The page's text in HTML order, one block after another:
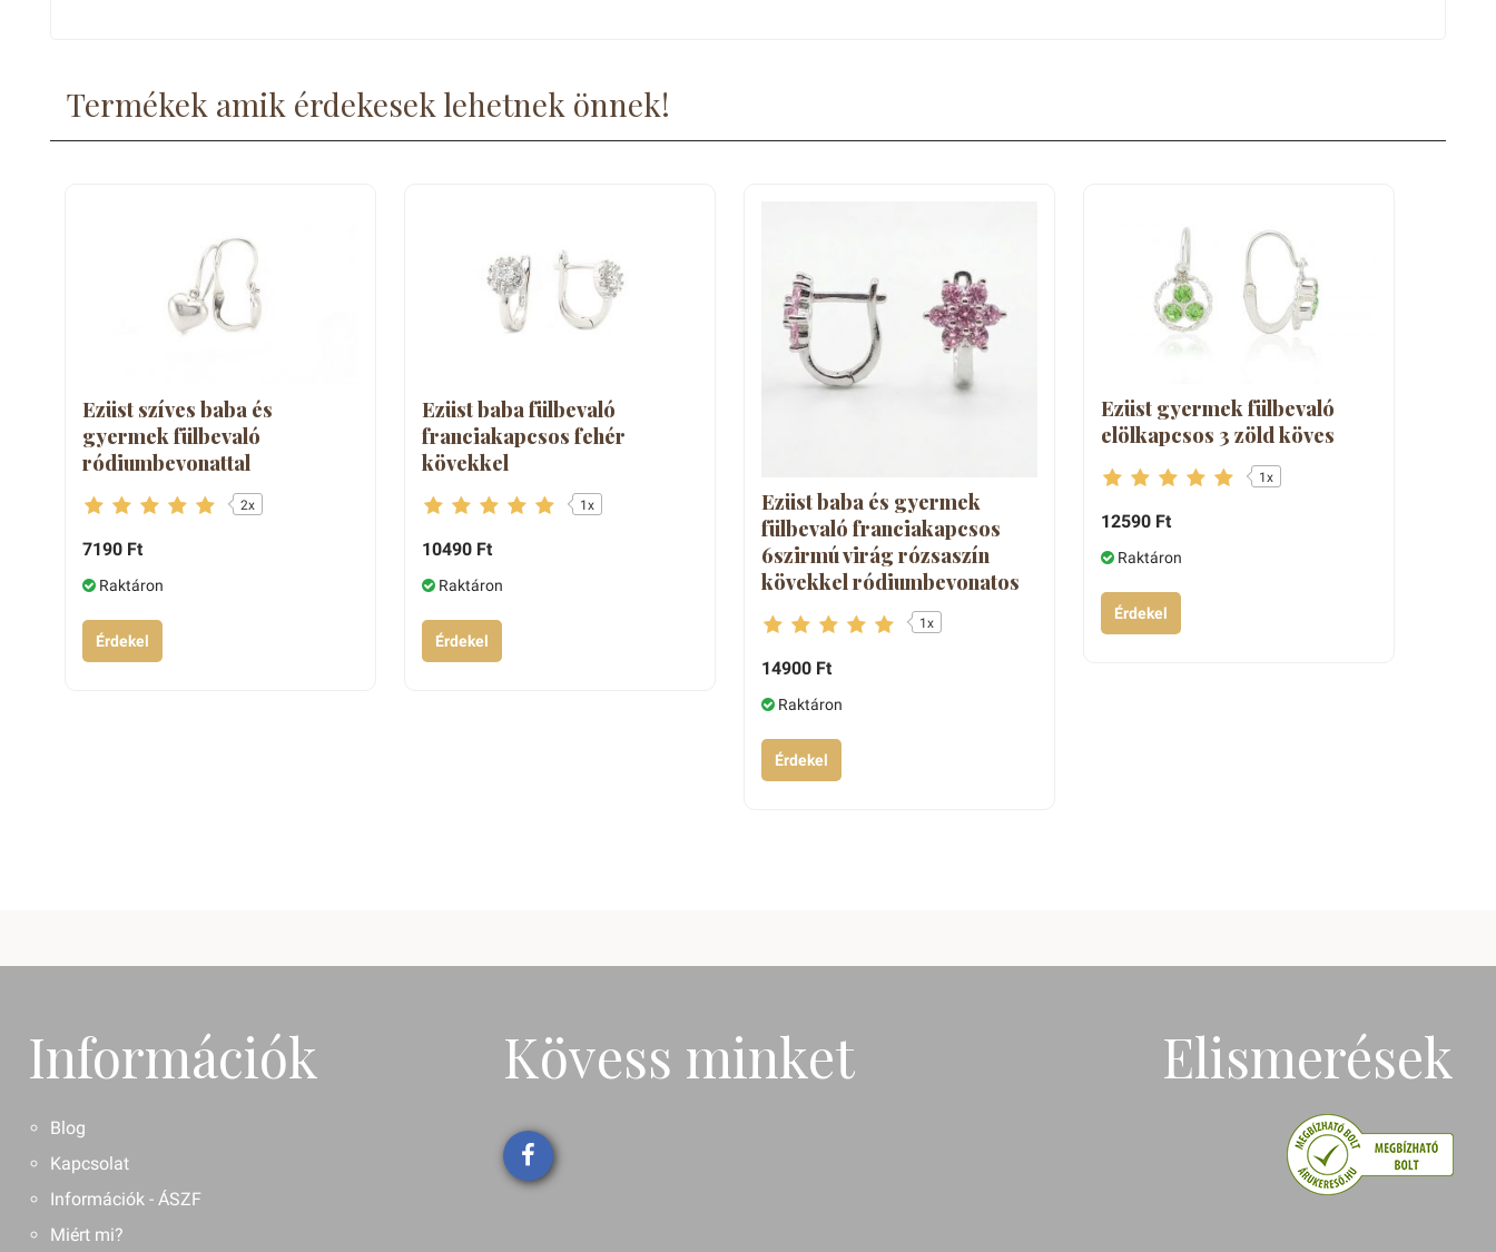
Termékek amik érdekesek lehetnek önnek!
Ezüst szíves baba és
gyermek fülbevaló
ródiumbevonattal
2x
7190 Ft
Raktáron
Érdekel
Ezüst baba fülbevaló
franciakapcsos fehér
kövekkel
1x
10490 Ft
Raktáron
Érdekel
Ezüst baba és gyermek
fülbevaló franciakapcsos
6szirmú virág rózsaszín
kövekkel ródiumbevonatos
1x
14900 Ft
Raktáron
Érdekel
Ezüst gyermek fülbevaló
elölkapcsos 3 zöld köves
1x
12590 Ft
Raktáron
Érdekel
Információk
Blog
Kapcsolat
Információk - ÁSZF
Miért mi?
Kövess minket Elismerések